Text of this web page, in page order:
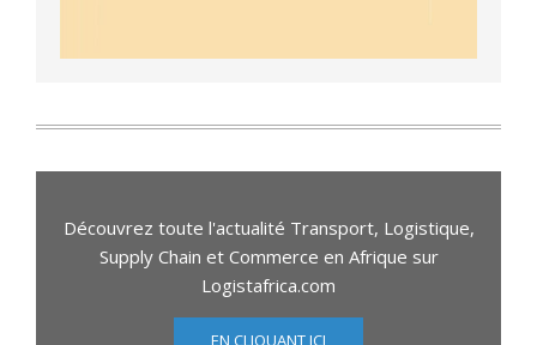
Découvrez toute l'actualité Transport, Logistique,
Supply Chain et Commerce en Afrique sur
Logistafrica.com
EN CLIQUANT ICI